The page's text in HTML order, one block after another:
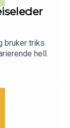
bruker triks
hell.